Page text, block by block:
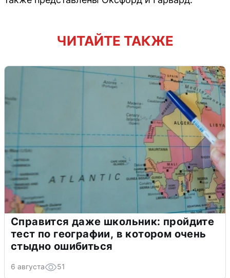
ЧИТАЙТЕ ТАКЖЕ
Справится даже школьник: пройдите
тест по географии, в котором очень
стыдно ошибиться
6 августа 51